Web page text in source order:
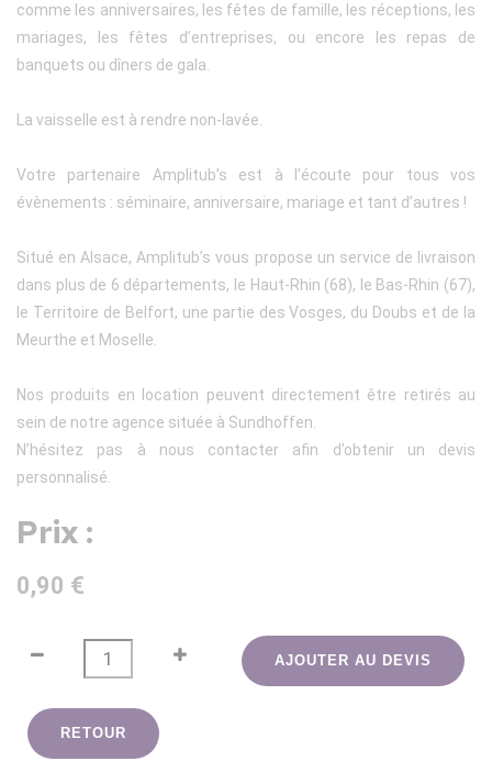
comme les anniversaires, les fêtes de famille, les réceptions, les
mariages, les fêtes d’entreprises, ou encore les repas de
banquets ou dîners de gala.
La vaisselle est à rendre non-lavée.
Votre partenaire Amplitub’s est à l’écoute pour tous vos
évènements : séminaire, anniversaire, mariage et tant d’autres !
Situé en Alsace, Amplitub’s vous propose un service de livraison
dans plus de 6 départements, le Haut-Rhin (68), le Bas-Rhin (67),
le Territoire de Belfort, une partie des Vosges, du Doubs et de la
Meurthe et Moselle.
Nos produits en location peuvent directement être retirés au
sein de notre agence située à Sundhoffen.
N’hésitez pas à nous contacter afin d’obtenir un devis
personnalisé.
Prix :
0,90 €
AJOUTER AU DEVIS
RETOUR